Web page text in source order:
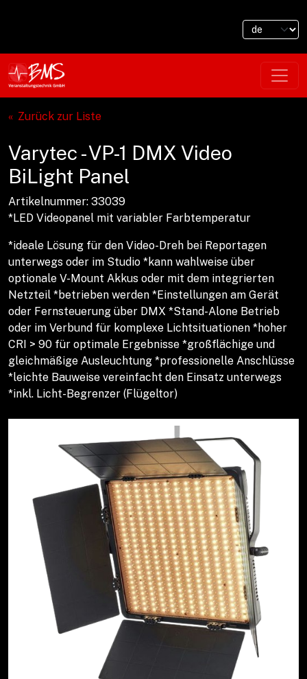
Zurück zur Liste
Varytec - VP-1 DMX Video
BiLight Panel
Artikelnummer: 33039
*LED Videopanel mit variabler Farbtemperatur
*ideale Lösung für den Video-Dreh bei Reportagen
unterwegs oder im Studio *kann wahlweise über
optionale V-Mount Akkus oder mit dem integrierten
Netzteil *betrieben werden *Einstellungen am Gerät
oder Fernsteuerung über DMX *Stand-Alone Betrieb
oder im Verbund für komplexe Lichtsituationen *hoher
CRI > 90 für optimale Ergebnisse *großflächige und
gleichmäßige Ausleuchtung *professionelle Anschlüsse
*leichte Bauweise vereinfacht den Einsatz unterwegs
*inkl. Licht-Begrenzer (Flügeltor)